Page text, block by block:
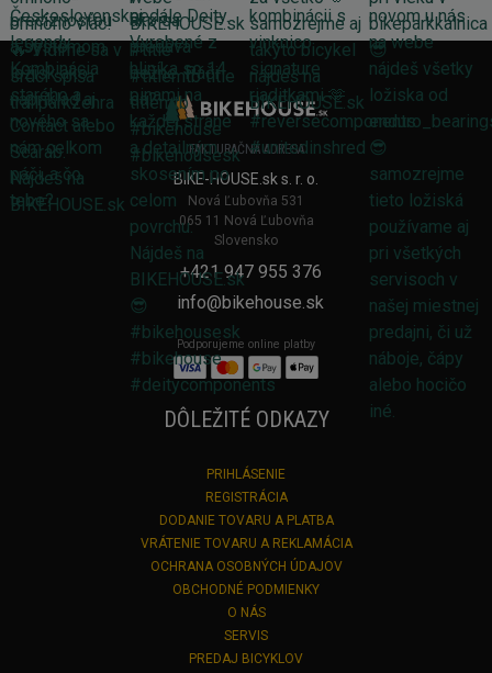
FAKTURAČNÁ ADRESA
BIKE-HOUSE.sk s. r. o.
Nová Ľubovňa 531
065 11 Nová Ľubovňa
Slovensko
+421 947 955 376
info@bikehouse.sk
Podporujeme online platby
DÔLEŽITÉ ODKAZY
PRIHLÁSENIE
REGISTRÁCIA
DODANIE TOVARU A PLATBA
VRÁTENIE TOVARU A REKLAMÁCIA
OCHRANA OSOBNÝCH ÚDAJOV
OBCHODNÉ PODMIENKY
O NÁS
SERVIS
PREDAJ BICYKLOV